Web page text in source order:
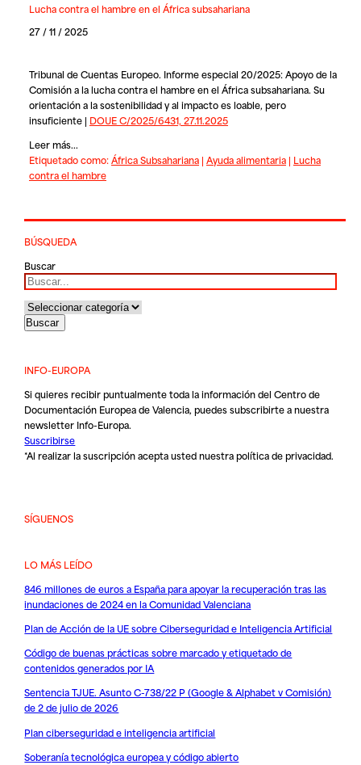
Lucha contra el hambre en el África subsahariana
27 / 11 / 2025
Tribunal de Cuentas Europeo. Informe especial 20/2025: Apoyo de la
Comisión a la lucha contra el hambre en el África subsahariana. Su
orientación a la sostenibilidad y al impacto es loable, pero
insuficiente | DOUE C/2025/6431, 27.11.2025
Leer más...
Etiquetado como:África Subsahariana| Ayuda alimentaria| Lucha
contra el hambre
BÚSQUEDA
Buscar
INFO-EUROPA
Si quieres recibir puntualmente toda la información del Centro de
Documentación Europea de Valencia, puedes subscribirte a nuestra
newsletter Info-Europa.
Suscribirse
*Al realizar la suscripción acepta usted nuestrapolítica de privacidad.
SÍGUENOS
LO MÁS LEÍDO
846 millones de euros a España para apoyar la recuperación tras las
inundaciones de 2024 en la Comunidad Valenciana
Plan de Acción de la UE sobre Ciberseguridad e Inteligencia Artificial
Código de buenas prácticas sobre marcado y etiquetado de
contenidos generados por IA
Sentencia TJUE. Asunto C-738/22 P (Google & Alphabet v Comisión)
de 2 de julio de 2026
Plan ciberseguridad e inteligencia artificial
Soberanía tecnológica europea y código abierto